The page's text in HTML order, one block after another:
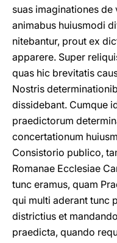
suas imaginationes
animabus huiusmodi
nitebantur, prout ex
apparere. Super
quas hic brevitatis
Nostris
dissidebant. Cumque
praedictorum
concertationum
Consistorio publico,
Romanae Ecclesiae
tunc eramus, quam
qui multi aderant tunc
districtius et
praedicta, quando